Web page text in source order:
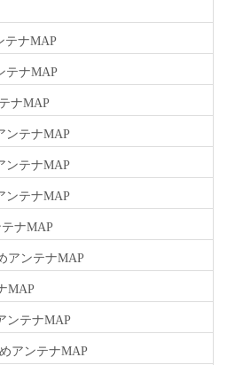
テナMAP
テナMAP
ナMAP
ンテナMAP
ンテナMAP
ンテナMAP
ナMAP
アンテナMAP
MAP
ンテナMAP
アンテナMAP